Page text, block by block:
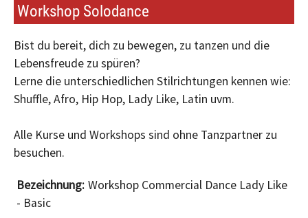
Workshop Solodance
Bist du bereit, dich zu bewegen, zu tanzen und die
Lebensfreude zu spüren?
Lerne die unterschiedlichen Stilrichtungen kennen wie:
Shuffle, Afro, Hip Hop, Lady Like, Latin uvm.
Alle Kurse und Workshops sind ohne Tanzpartner zu
besuchen.
Workshop Commercial Dance Lady Like
- Basic